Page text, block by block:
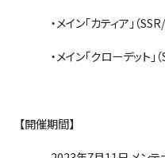
・メイン「カティア」（SSR/
・メイン「クローデット」（
【開催期間】